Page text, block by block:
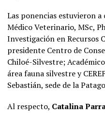
Las ponencias estuvieron a
Médico Veterinario, MSc,
Investigación en Recursos
presidente Centro de
Chiloé-Silvestre;
área fauna silvestre y
Sebastián, sede de la
Al respecto, Catalina